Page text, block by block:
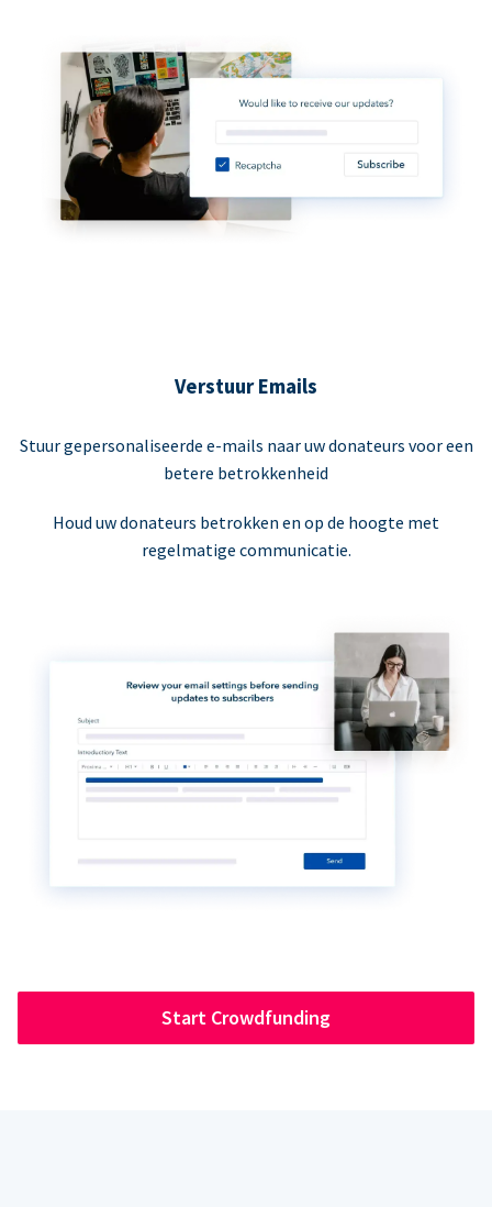
Verstuur Emails
Stuur gepersonaliseerde e-mails naar uw donateurs voor een
betere betrokkenheid
Houd uw donateurs betrokken en op de hoogte met
regelmatige communicatie.
Start Crowdfunding